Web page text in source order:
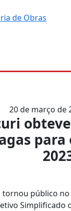
de Obras
20 de março de
para
público